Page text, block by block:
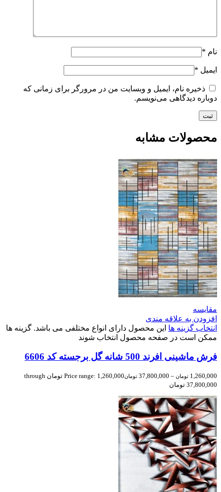
نام *
ایمیل *
ذخیره نام، ایمیل و وبسایت من در مرورگر برای زمانی که
دوباره دیدگاهی می‌نویسم.
محصولات مشابه
مقایسه
افزودن به علاقه مندی
انتخاب گزینه ها این محصول دارای انواع مختلفی می باشد. گزینه ها
ممکن است در صفحه محصول انتخاب شوند
فرش ماشینی افرند 500 شانه گل برجسته کد 6606
1,260,000 تومان –
37,800,000 تومان
Price range: 1,260,000 تومان through
37,800,000 تومان